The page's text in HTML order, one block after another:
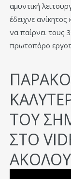
αμυντική
έδειχνε
να παίρνει τους
πρωτοπόρο
ΤΟΥ
ΣΤΟ